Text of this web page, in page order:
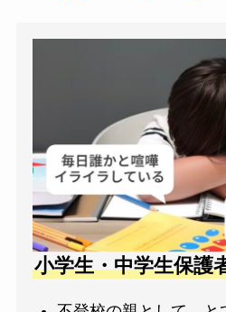
小学生・中学生保護